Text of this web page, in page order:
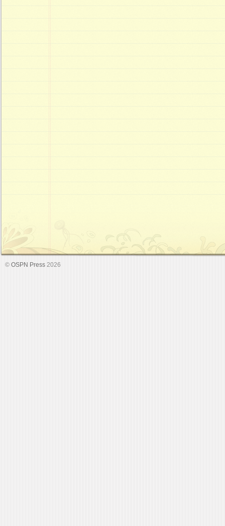
© OSPN Press 2026